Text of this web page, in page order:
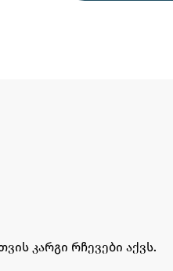
კარგი რჩევები აქვს.